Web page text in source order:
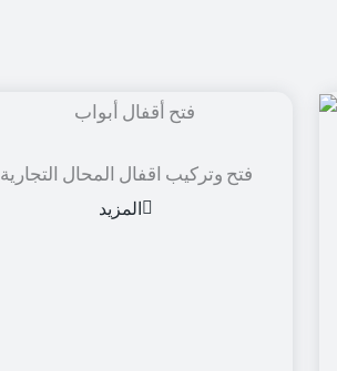
فتح وتركيب اقفال المحال التجارية
المزيد